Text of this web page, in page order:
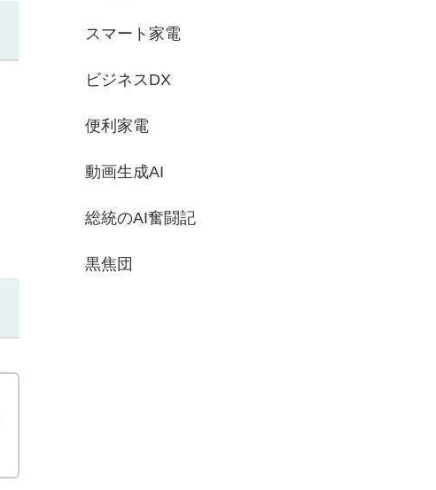
スマート家電
ビジネスDX
便利家電
動画生成AI
総統のAI奮闘記
黒焦団